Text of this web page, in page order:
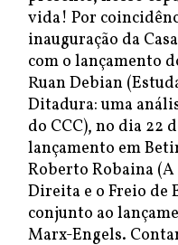
vida! Por
inauguração da
com o lançamento
Ruan Debian
Ditadura: uma
do CCC), no dia 22
lançamento em
Roberto Robaina
Direita e o Freio de
conjunto ao
Marx-Engels.